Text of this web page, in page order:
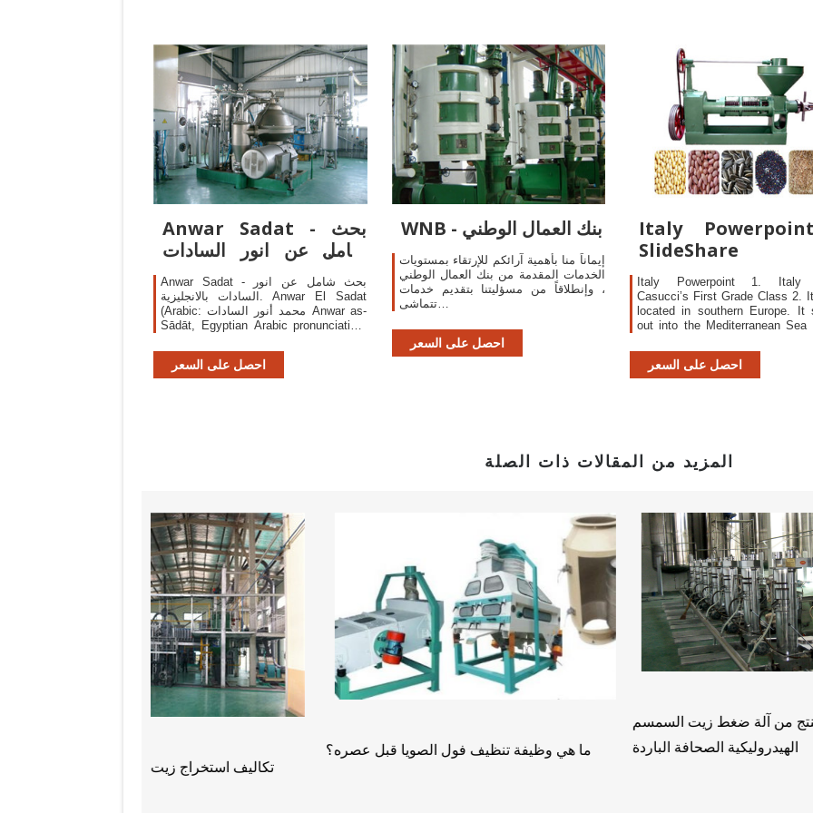
Anwar Sadat - بحث
شامل عن انور السادات
بالانجليزية - مستقبلي
Anwar Sadat - بحث شامل عن انور
السادات بالانجليزية. Anwar El Sadat
(Arabic: محمد أنور السادات‎ Anwar as-
Sādāt, Egyptian Arabic pronunciation:
25 December 1918 – 6 October 1981)
was the third President of Egypt,
احصل على السعر
WNB - بنك العمال الوطني
إيماناً منا بأهمية آرائكم للإرتقاء بمستويات
الخدمات المقدمة من بنك العمال الوطني
، وإنطلاقاً من مسؤليتنا بتقديم خدمات
تتماشى…
احصل على السعر
Italy
SlideShare
Italy Powerpoint 1. Italy
Casucci’s First Grade Class 2.
located in southern Europe. It
out into the Mediterranean Sea
fly from New York to Italy. If you
New York at 9:00 at night you
احصل على السعر
المزيد من المقالات ذات الصلة
كيف يتم الحصول على زيت عباد الشمس؟
ميزة المنتج من آلة ضغط زيت السمسم